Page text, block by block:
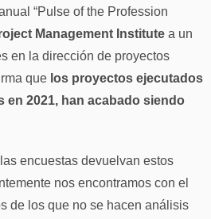
“Pulse of the Profession
Management Institute a un
en la dirección de proyectos
que los proyectos ejecutados
en 2021, han acabado siendo
encuestas devuelvan estos
nos encontramos con el
de los que no se hacen análisis